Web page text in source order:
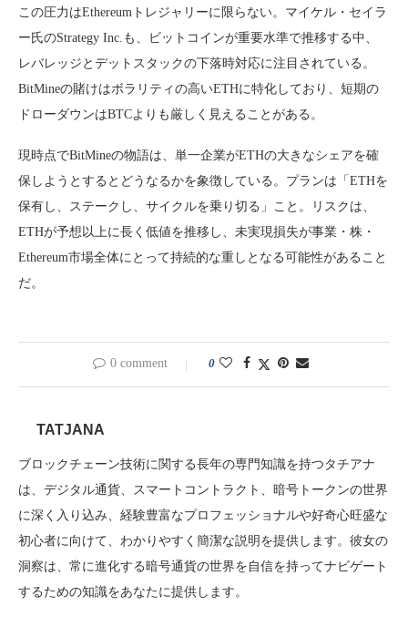
この圧力はEthereumトレジャリーに限らない。マイケル・セイラ
ー氏のStrategy Inc.も、ビットコインが重要水準で推移する中、
レバレッジとデットスタックの下落時対応に注目されている。
BitMineの賭けはボラリティの高いETHに特化しており、短期の
ドローダウンはBTCよりも厳しく見えることがある。
現時点でBitMineの物語は、単一企業がETHの大きなシェアを確
保しようとするとどうなるかを象徴している。プランは「ETHを
保有し、ステークし、サイクルを乗り切る」こと。リスクは、
ETHが予想以上に長く低値を推移し、未実現損失が事業・株・
Ethereum市場全体にとって持続的な重しとなる可能性があること
だ。
0 comment 0
TATJANA
ブロックチェーン技術に関する長年の専門知識を持つタチアナ
は、デジタル通貨、スマートコントラクト、暗号トークンの世界
に深く入り込み、経験豊富なプロフェッショナルや好奇心旺盛な
初心者に向けて、わかりやすく簡潔な説明を提供します。彼女の
洞察は、常に進化する暗号通貨の世界を自信を持ってナビゲート
するための知識をあなたに提供します。